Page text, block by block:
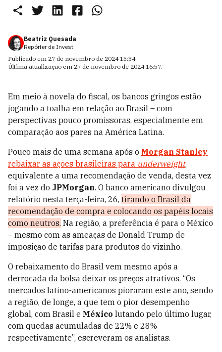
Beatriz Quesada
Repórter de Invest
Publicado em 27 de novembro de 2024 15:34.
Última atualização em 27 de novembro de 2024 16:57.
Em meio à novela do fiscal, os bancos gringos estão
jogando a toalha em relação ao Brasil – com
perspectivas pouco promissoras, especialmente em
comparação aos pares na América Latina.
Pouco mais de uma semana após o Morgan Stanley
rebaixar as ações brasileiras para underweight,
equivalente a uma recomendação de venda, desta vez
foi a vez do JPMorgan. O banco americano divulgou
relatório nesta terça-feira, 26, tirando o Brasil da
recomendação de compra e colocando os papéis locais
como neutros. Na região, a preferência é para o México
– mesmo com as ameaças de Donald Trump de
imposição de tarifas para produtos do vizinho.
O rebaixamento do Brasil vem mesmo após a
derrocada da bolsa deixar os preços atrativos. “Os
mercados latino-americanos pioraram este ano, sendo
a região, de longe, a que tem o pior desempenho
global, com Brasil e México lutando pelo último lugar,
com quedas acumuladas de 22% e 28%
respectivamente”, escreveram os analistas.